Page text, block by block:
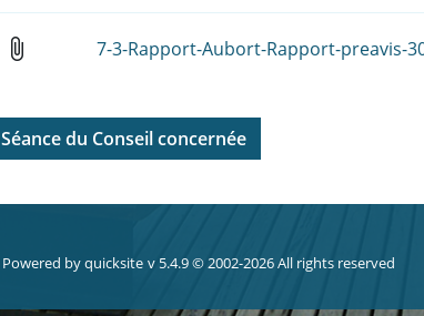
attach_file 7-3-Rapport-Aubort-Rapport-preavis-
Séance du Conseil concernée
Powered byquicksite v 5.4.9 © 2002-2026 All rights reserved